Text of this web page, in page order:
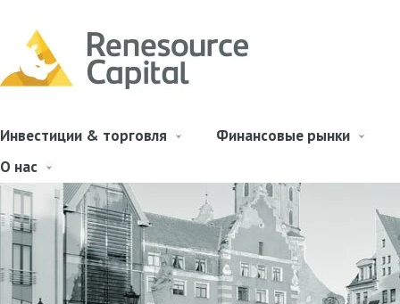
Инвестиции & торговля Финансовые рынки
О нас